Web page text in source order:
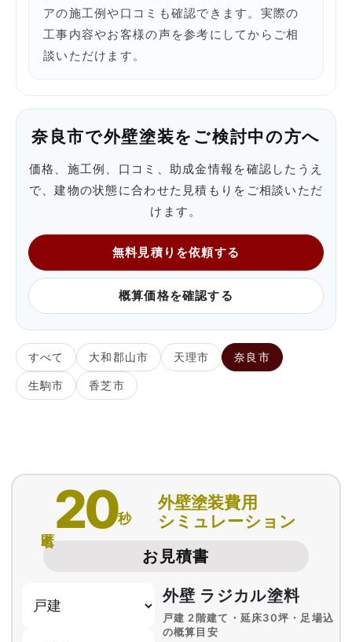
アの施工例や口コミも確認できます。実際の
工事内容やお客様の声を参考にしてからご相
談いただけます。
奈良市で外壁塗装をご検討中の方へ
価格、施工例、口コミ、助成金情報を確認したうえ
で、建物の状態に合わせた見積もりをご相談いただ
けます。
無料見積りを依頼する
概算価格を確認する
すべて 大和郡山市 天理市 奈良市
生駒市 香芝市
20秒
外壁塗装費用
シミュレーション
お見積書
外壁 ラジカル塗料
戸建 2階建て・延床30坪・足場込
の概算目安